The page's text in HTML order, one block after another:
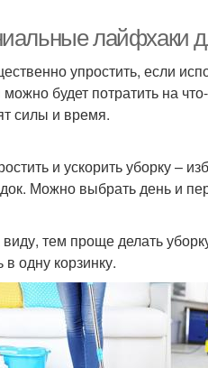
лайфхаки
упростить, если
будет потратить на
силы и время.
и ускорить уборку –
Можно выбрать день и
тем проще делать
одну корзинку.